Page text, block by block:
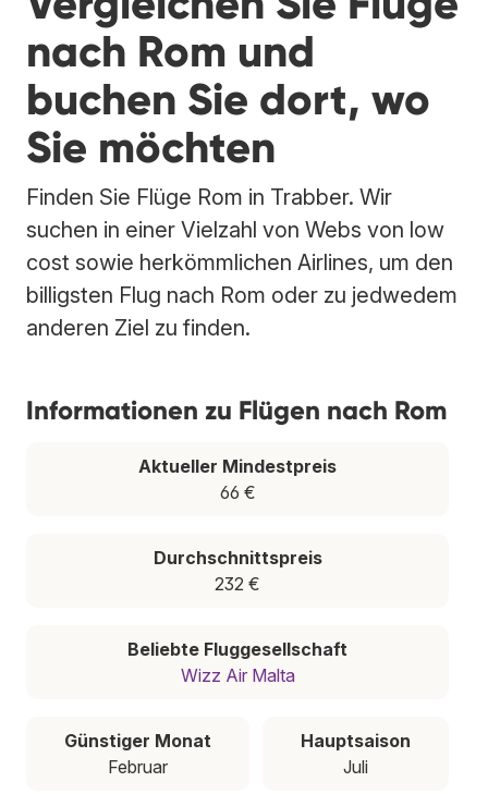
nach Rom und
buchen Sie dort, wo
Sie möchten
Finden Sie Flüge Rom in Trabber. Wir
suchen in einer Vielzahl von Webs von low
cost sowie herkömmlichen Airlines, um den
billigsten Flug nach Rom oder zu jedwedem
anderen Ziel zu finden.
Informationen zu Flügen nach Rom
Aktueller Mindestpreis
66 €
Durchschnittspreis
232 €
Beliebte Fluggesellschaft
Wizz Air Malta
Günstiger Monat
Februar
Hauptsaison
Juli